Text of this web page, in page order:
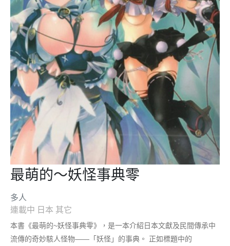
最萌的～妖怪事典零
多人
連載中 日本 其它
本書《最萌的~妖怪事典零》，是一本介紹日本文獻及民間傳承中
流傳的奇妙駭人怪物——「妖怪」的事典。 正如標題中的